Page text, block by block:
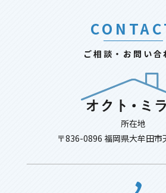
ご相談・お問い合
所在地
〒836-0896 福岡県大牟田市